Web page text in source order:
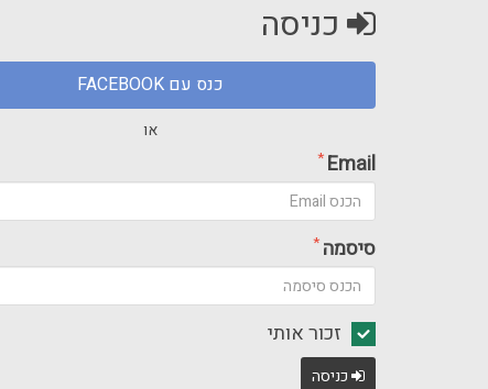
כניסה
כנס עם FACEBOOK
או
Email
*
סיסמה *
זכור אותי